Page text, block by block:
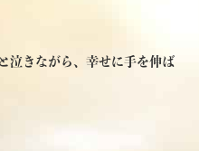
泣きながら、幸せに手を伸ば